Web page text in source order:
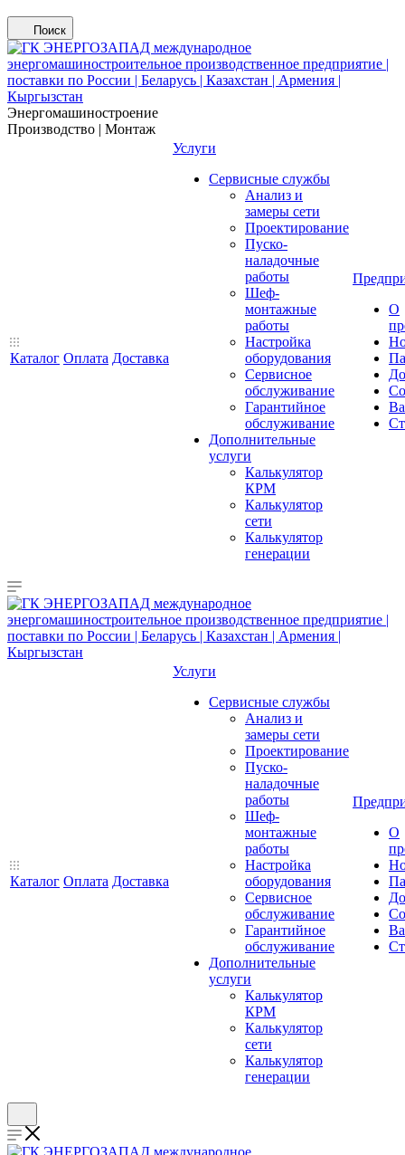
Поиск
Энергомашиностроение
Производство | Монтаж
Каталог Оплата Доставка
Услуги
Сервисные службы
Анализ и
замеры сети
Проектирование
Пуско-
наладочные
работы
Шеф-
монтажные
работы
Настройка
оборудования
Сервисное
обслуживание
Гарантийное
обслуживание
Дополнительные
услуги
Калькулятор
КРМ
Калькулятор
сети
Калькулятор
генерации
О
Каталог Оплата Доставка
Услуги
Сервисные службы
Анализ и
замеры сети
Проектирование
Пуско-
наладочные
работы
Шеф-
монтажные
работы
Настройка
оборудования
Сервисное
обслуживание
Гарантийное
обслуживание
Дополнительные
услуги
Калькулятор
КРМ
Калькулятор
сети
Калькулятор
генерации
О